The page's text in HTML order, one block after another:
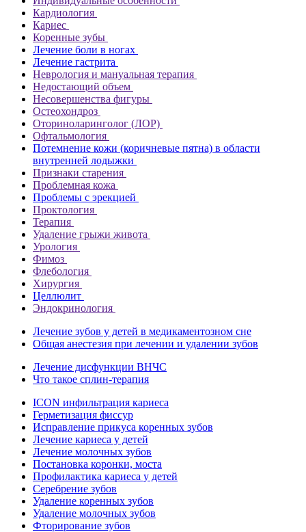
Кардиология
Кариес
Коренные зубы
Лечение боли в ногах
Лечение гастрита
Неврология и мануальная терапия
Недостающий объем
Несовершенства фигуры
Остеохондроз
Оториноларинголог (ЛОР)
Офтальмология
Потемнение кожи (коричневые пятна) в области
внутренней лодыжки
Признаки старения
Проблемная кожа
Проблемы с эрекцией
Проктология
Терапия
Удаление грыжи живота
Урология
Фимоз
Флебология
Хирургия
Целлюлит
Эндокринология
Лечение зубов у детей в медикаментозном сне
Общая анестезия при лечении и удалении зубов
Лечение дисфункции ВНЧС
Что такое сплин-терапия
ICON инфильтрация кариеса
Герметизация фиссур
Исправление прикуса коренных зубов
Лечение кариеса у детей
Лечение молочных зубов
Постановка коронки, моста
Профилактика кариеса у детей
Серебрение зубов
Удаление коренных зубов
Удаление молочных зубов
Фторирование зубов